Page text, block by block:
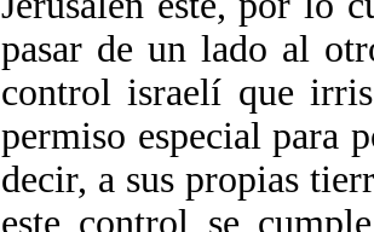
pasar de un lado al
control israelí que
permiso especial para
decir, a sus propias
este control se